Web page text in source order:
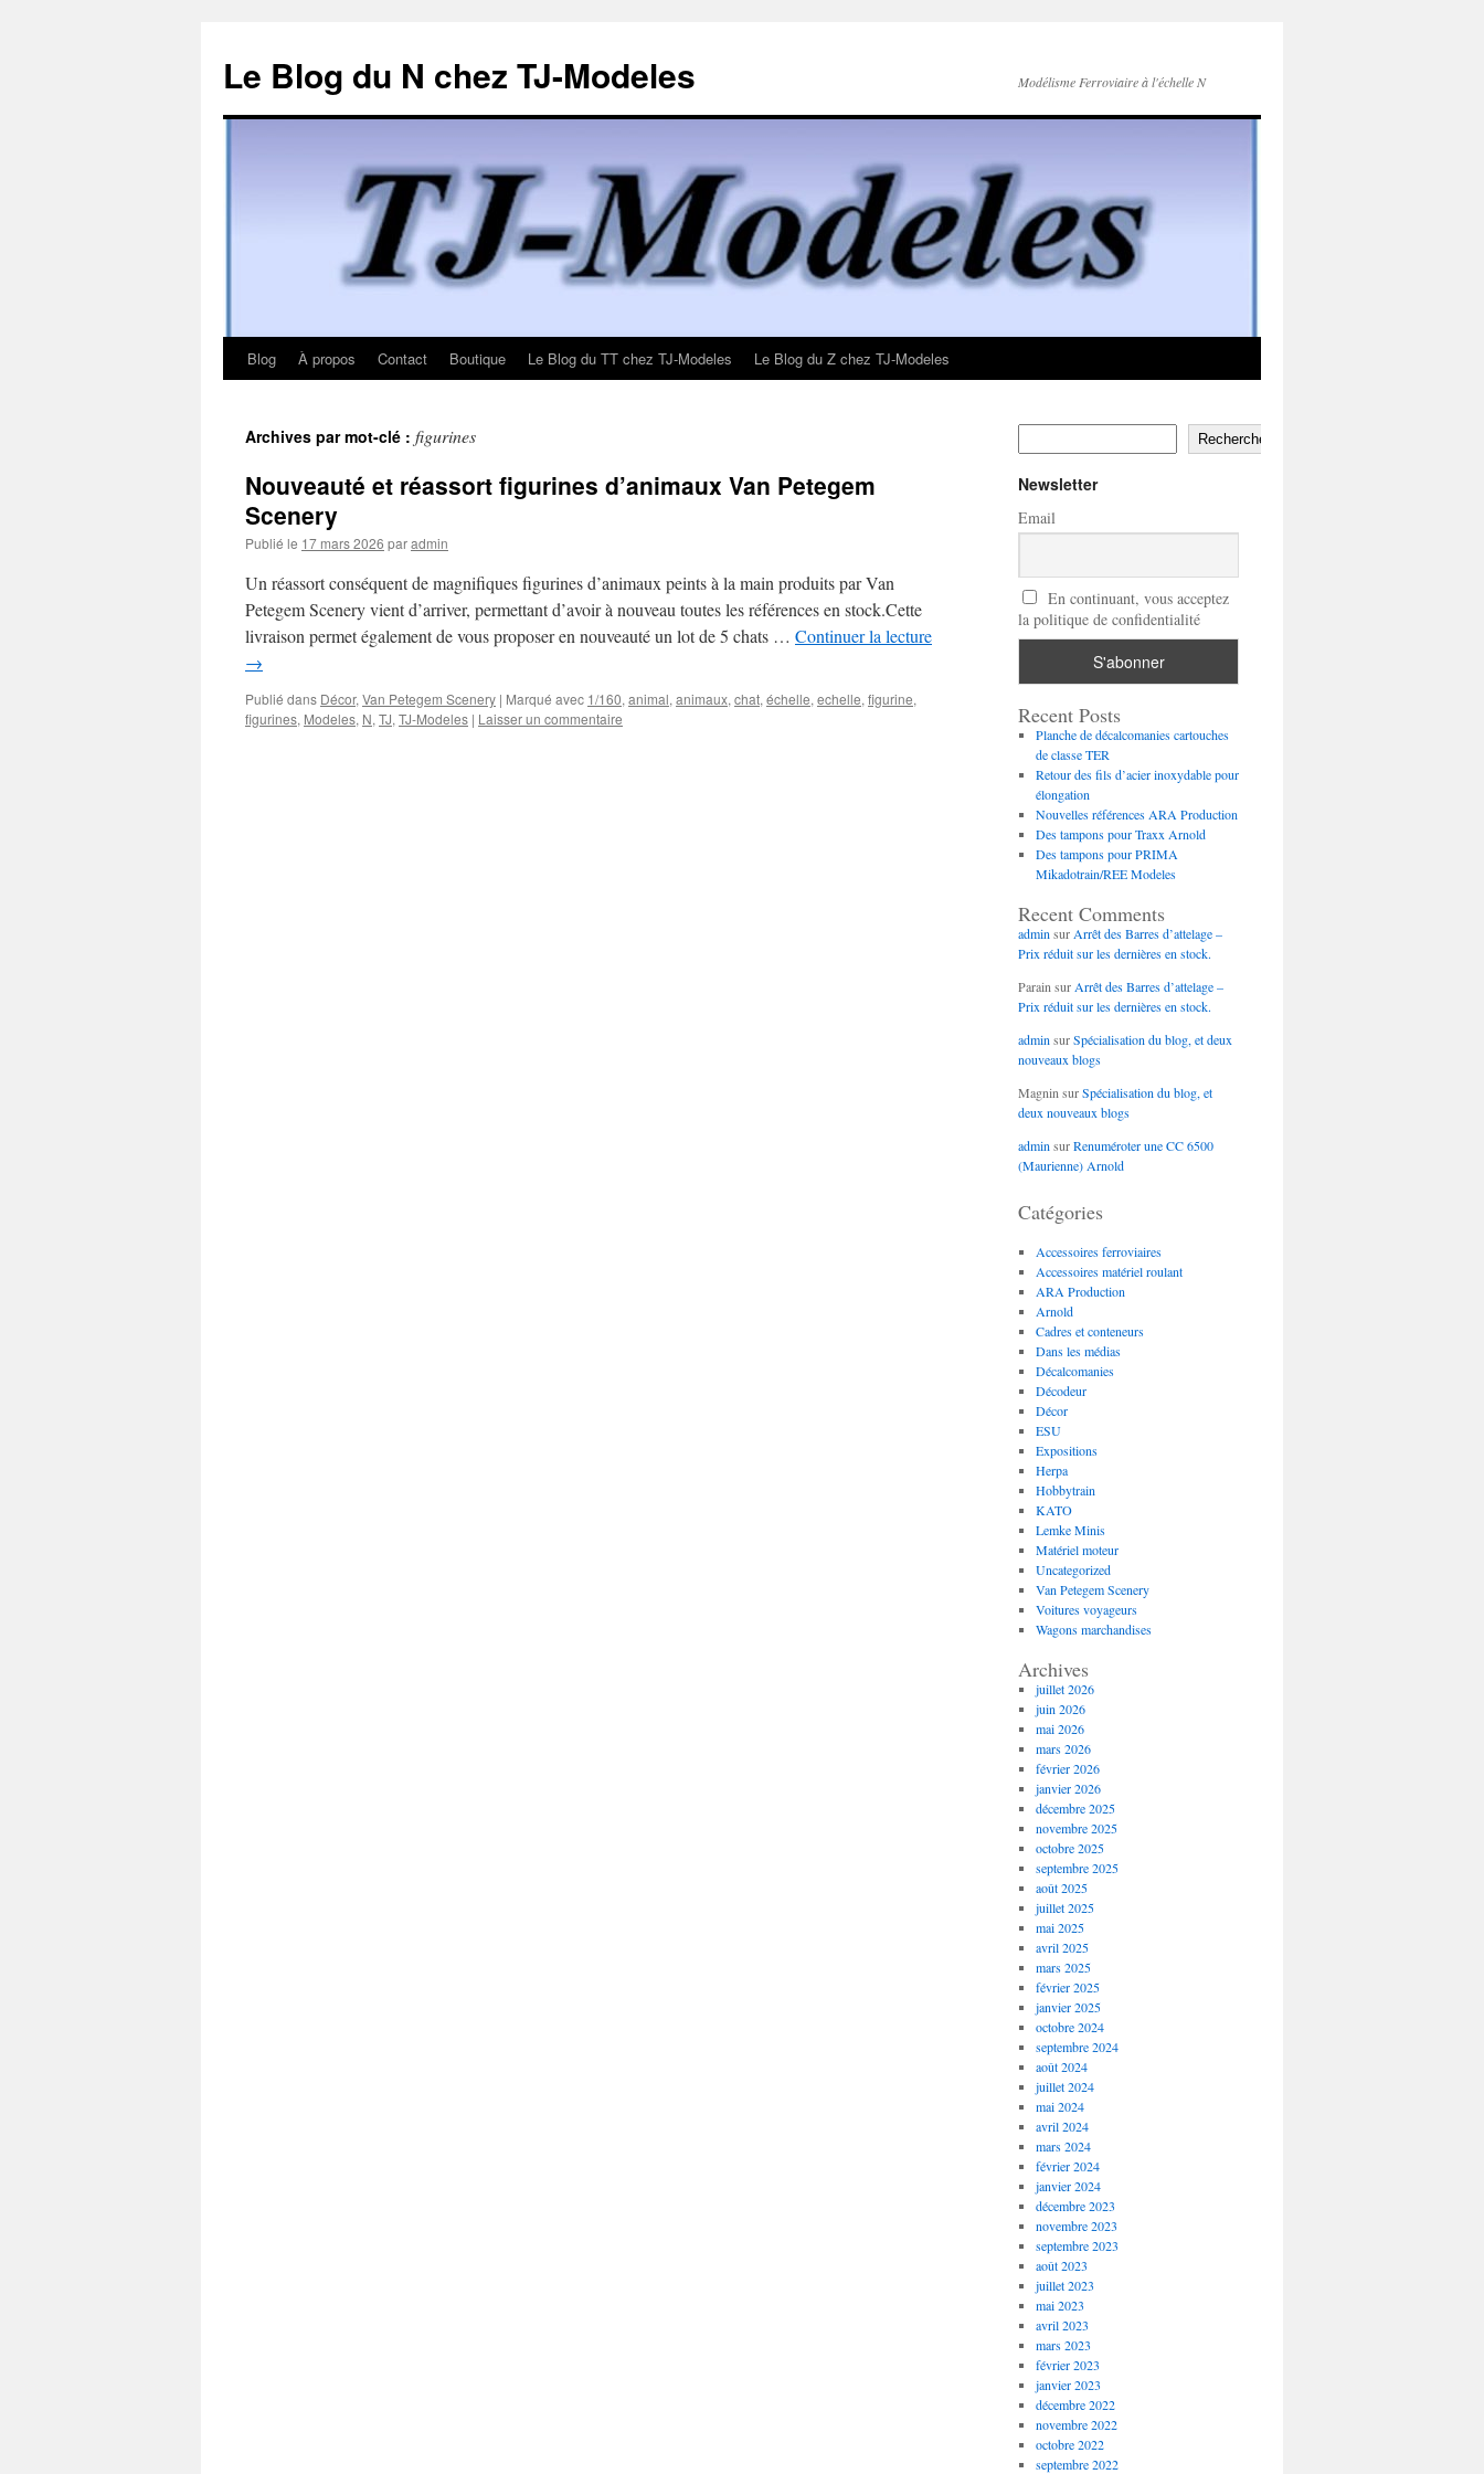
Le Blog du N chez TJ-Modeles Modélisme Ferroviaire à l'échelle N
Aller
contenu
Blog À propos Contact Boutique Le Blog du TT chez TJ-Modeles Le Blog du Z chez TJ-Modeles
Archives par mot-clé : figurines
Nouveauté et réassort figurines d’animaux Van Petegem
Scenery
Publié le 17 mars 2026 paradmin
Un réassort conséquent de magnifiques figurines d’animaux peints à la main produits par Van
Petegem Scenery vient d’arriver, permettant d’avoir à nouveau toutes les références en stock.Cette
livraison permet également de vous proposer en nouveauté un lot de 5 chats … Continuer la lecture
→
Publié dans Décor, Van Petegem Scenery | Marqué avec 1/160, animal, animaux, chat, échelle, echelle, figurine,
figurines, Modeles, N, TJ, TJ-Modeles | Laisser un commentaire
Rechercher
Newsletter
Email
En continuant, vous acceptez
la politique de confidentialité
Recent Posts
Planche de décalcomanies cartouches
de classe TER
Retour des fils d’acier inoxydable pour
élongation
Nouvelles références ARA Production
Des tampons pour Traxx Arnold
Des tampons pour PRIMA
Mikadotrain/REE Modeles
Recent Comments
adminsurArrêt des Barres d’attelage –
Prix réduit sur les dernières en stock.
ParainsurArrêt des Barres d’attelage –
Prix réduit sur les dernières en stock.
adminsurSpécialisation du blog, et deux
nouveaux blogs
MagninsurSpécialisation du blog, et
deux nouveaux blogs
adminsurRenuméroter une CC 6500
(Maurienne) Arnold
Catégories
Accessoires ferroviaires
Accessoires matériel roulant
ARA Production
Arnold
Cadres et conteneurs
Dans les médias
Décalcomanies
Décodeur
Décor
ESU
Expositions
Herpa
Hobbytrain
KATO
Lemke Minis
Matériel moteur
Uncategorized
Van Petegem Scenery
Voitures voyageurs
Wagons marchandises
Archives
juillet 2026
juin 2026
mai 2026
mars 2026
février 2026
janvier 2026
décembre 2025
novembre 2025
octobre 2025
septembre 2025
août 2025
juillet 2025
mai 2025
avril 2025
mars 2025
février 2025
janvier 2025
octobre 2024
septembre 2024
août 2024
juillet 2024
mai 2024
avril 2024
mars 2024
février 2024
janvier 2024
décembre 2023
novembre 2023
septembre 2023
août 2023
juillet 2023
mai 2023
avril 2023
mars 2023
février 2023
janvier 2023
décembre 2022
novembre 2022
octobre 2022
septembre 2022